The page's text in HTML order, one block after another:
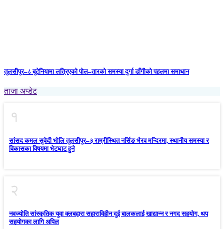
तुलसीपुर–८ बुटेनियामा लत्रिएको पोल–तारको समस्या दुर्गा डाँगीको पहलमा समाधान
ताजा अप्डेट
१
सांसद कमल सुवेदी भोलि तुलसीपुर–३ राम्रीस्थित नर्सिङ भैरव मन्दिरमा, स्थानीय समस्या र
विकासका विषयमा भेटघाट हुने
२
नवज्योति सांस्कृतिक युवा क्लबद्वारा सहाराविहीन दुई बालकलाई खाद्यान्न र नगद सहयोग, थप
सहयोगका लागि अपिल